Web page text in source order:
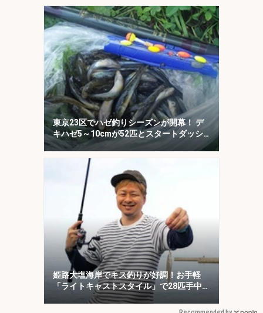
東京23区でハゼ釣りシーズンが開幕！ デ
キハゼ5～10cmが52匹とスタートダッシ
ュに成功
姫路大塩海岸でキス釣りが好調！お手軽
「ライトキャストスタイル」で28匹手中